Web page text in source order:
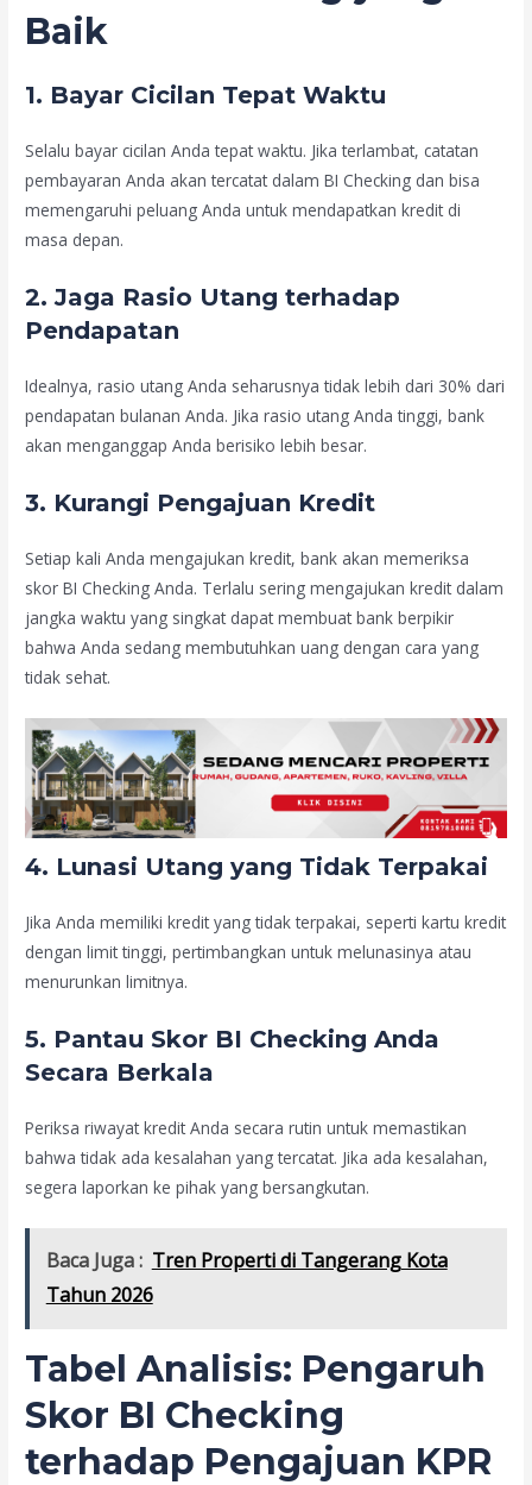
Baik
1. Bayar Cicilan Tepat Waktu
Selalu bayar cicilan Anda tepat waktu. Jika terlambat, catatan
pembayaran Anda akan tercatat dalam BI Checking dan bisa
memengaruhi peluang Anda untuk mendapatkan kredit di
masa depan.
2.Jaga Rasio Utang terhadap
Pendapatan
Idealnya, rasio utang Anda seharusnya tidak lebih dari 30% dari
pendapatan bulanan Anda. Jika rasio utang Anda tinggi, bank
akan menganggap Anda berisiko lebih besar.
3. Kurangi Pengajuan Kredit
Setiap kali Anda mengajukan kredit, bank akan memeriksa
skor BI Checking Anda. Terlalu sering mengajukan kredit dalam
jangka waktu yang singkat dapat membuat bank berpikir
bahwa Anda sedang membutuhkan uang dengan cara yang
tidak sehat.
4. Lunasi Utang yang Tidak Terpakai
Jika Anda memiliki kredit yang tidak terpakai, seperti kartu kredit
dengan limit tinggi, pertimbangkan untuk melunasinya atau
menurunkan limitnya.
5. Pantau Skor BI Checking Anda
Secara Berkala
Periksa riwayat kredit Anda secara rutin untuk memastikan
bahwa tidak ada kesalahan yang tercatat. Jika ada kesalahan,
segera laporkan ke pihak yang bersangkutan.
Baca Juga : Tren Properti di Tangerang Kota
Tahun 2026
Tabel Analisis: Pengaruh
Skor BI Checking
terhadap Pengajuan KPR